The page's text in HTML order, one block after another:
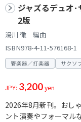
ジャズるデュ
2版
湯川 徹 編曲
ISBN978-4-11-576168-1
管楽器／打楽器 サクソ
JPY: 3,200yen
2026年8月新刊。おし
ント演奏やフォーマル